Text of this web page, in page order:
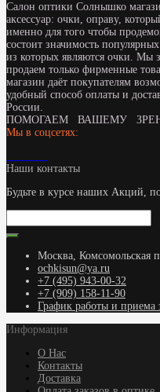
Салон оптики Солнышко
аксессуар: очки, оправу,
именно для того чтобы
состоит значимость
из которых являются очки. Мы
продаем только фирменные
магазин даёт покупателям
удобный способ оплаты и
России.
ПОМОГАЕМ ВАШЕМУ
Мы в соцсетях:
Наши контакты
Будьте в курсе наших Акций,
Москва, Комсомольская
ochkisun@ya.ru
+7 (495) 943-00-32
+7 (909) 158-11-90
График работы и приема
Информация
О Нас
Контакты
Доставка